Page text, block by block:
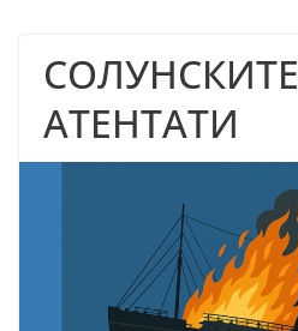
СОЛУНСКИТЕ
АТЕНТАТИ